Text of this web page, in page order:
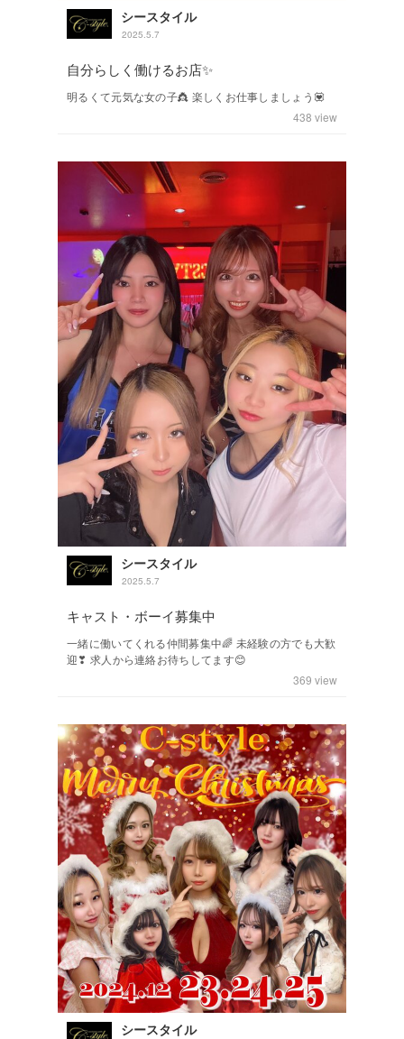
シースタイル
2025.5.7
自分らしく働けるお店✨
明るくて元気な女の子👸 楽しくお仕事しましょう💟
438 view
シースタイル
2025.5.7
キャスト・ボーイ募集中
一緒に働いてくれる仲間募集中🌈 未経験の方でも大歓
迎❣ 求人から連絡お待ちしてます😊
369 view
シースタイル